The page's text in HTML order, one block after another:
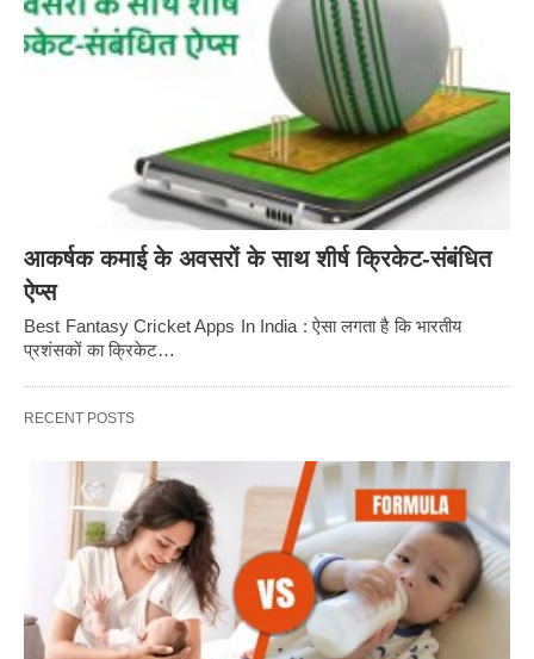
आकर्षक कमाई के अवसरों के साथ शीर्ष क्रिकेट-संबंधित
ऐप्स
Best Fantasy Cricket Apps In India : ऐसा लगता है कि भारतीय
प्रशंसकों का क्रिकेट…
RECENT POSTS